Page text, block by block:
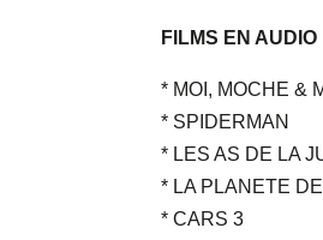
FILMS EN
* MOI, MOCHE &
* SPIDERMAN
* LES AS DE LA
* LA PLANETE
* CARS 3